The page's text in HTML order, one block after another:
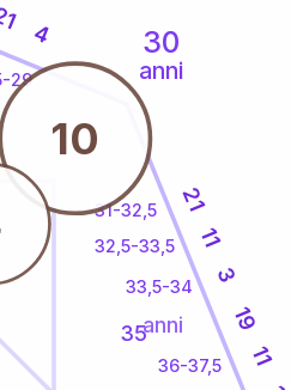
30
anni
29
31-32,5
32,5-33,5
33,5-34
36-37,5
4
21
11
3
19
11
10
35anni